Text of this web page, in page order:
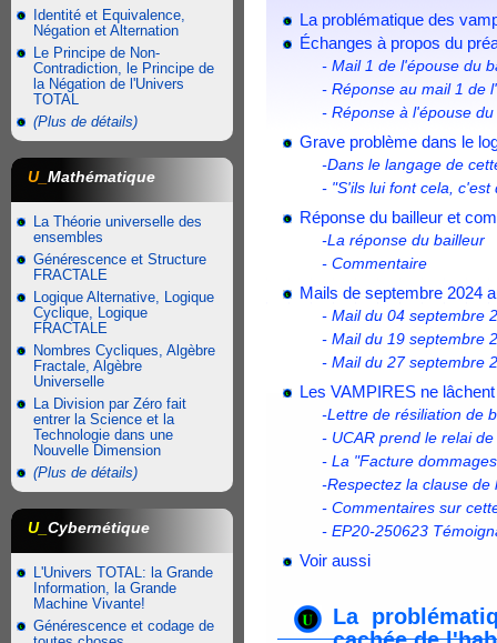
Identité et Equivalence,
Négation et Alternation
Le Principe de Non-
Contradiction, le Principe de
la Négation de l'Univers
TOTAL
(Plus de détails)
U_ Mathématique
La Théorie universelle des
ensembles
Générescence et Structure
FRACTALE
Logique Alternative, Logique
Cyclique, Logique
FRACTALE
Nombres Cycliques, Algèbre
Fractale, Algèbre
Universelle
La Division par Zéro fait
entrer la Science et la
Technologie dans une
Nouvelle Dimension
(Plus de détails)
U_ Cybernétique
L'Univers TOTAL: la Grande
Information, la Grande
Machine Vivante!
Générescence et codage de
La problématique des
Échanges à propos du
- Mail 1 de l'épouse du
- Réponse au mail 1 de
- Réponse à l'épouse
Grave problème dans le
-Dans le langage de
- "S'ils lui font cela,
Réponse du bailleur et
-La réponse du bailleur
- Commentaire
Mails de septembre 2024
- Mail du 04 septembre
- Mail du 19 septembre
- Mail du 27 septembre
Les VAMPIRES ne
-Lettre de résiliation de
- UCAR prend le relai
- La "Facture
-Respectez la clause de
- Commentaires sur
- EP20-250623
Voir aussi
La